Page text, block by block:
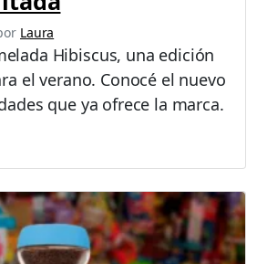
Laura
Hibiscus, una edición
el verano. Conocé el nuevo
que ya ofrece la marca.